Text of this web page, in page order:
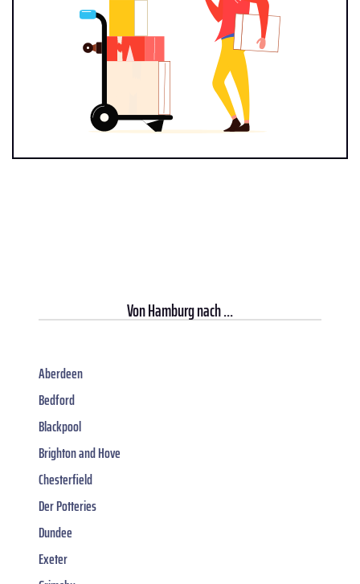
VonHamburgnach ...
Aberdeen
Bedford
Blackpool
Brighton and Hove
Chesterfield
Der Potteries
Dundee
Exeter